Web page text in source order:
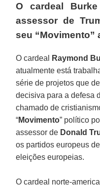
O cardeal
assessor de
seu “Movimento”
O cardeal Raymond
atualmente está
série de projetos que
decisiva para a defesa
chamado de
“Movimento” político
assessor de Donald
os partidos europeus
eleições europeias.
O cardeal norte-